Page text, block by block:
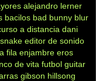
alejandro lerner
bacilos bad bunny blur
a distancia dani
editor de sonido
fila enjambre eros
de vita futbol guitar
gibson hillsong